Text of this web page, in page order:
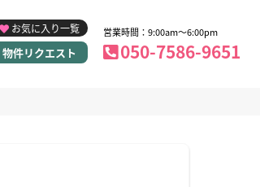
お気に入り一覧
物件リクエスト
営業時間：9:00am～6:00pm
050-7586-9651